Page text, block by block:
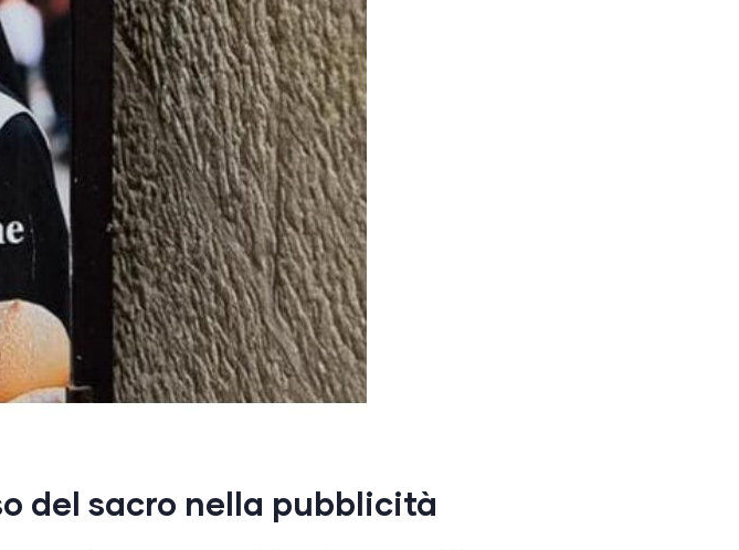
del sacro nella pubblicità